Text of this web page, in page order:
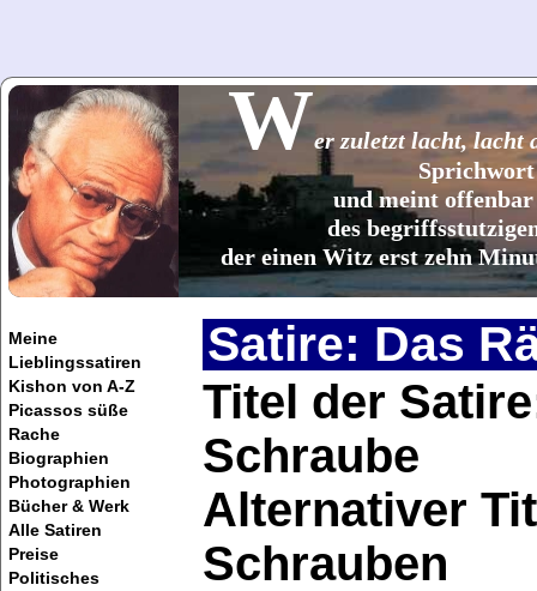
Wer zuletzt lacht, lacht
Sprichwort
und meint offenbar
des
der einen Witz erst zehn
Meine
Lieblingssatiren
Kishon von A-Z
Picassos süße
Rache
Biographien
Photographien
Bücher & Werk
Alle Satiren
Preise
Politisches
Satire: Das
Titel der
Schraube
Alternativer
Schrauben